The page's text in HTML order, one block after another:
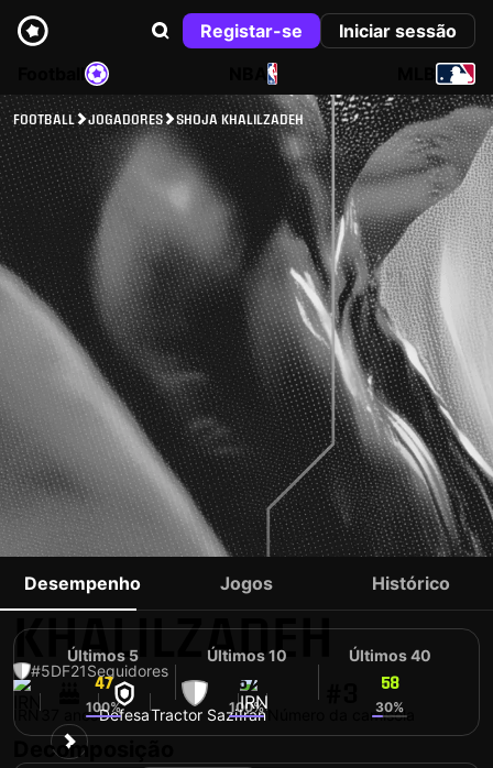
Registar-se
Iniciar sessão
NBA
FOOTBALL JOGADORES SHOJA KHALILZADEH
SHOJA
KHALILZADEH
#5DF21Seguidores
37 anosDefesaTractor SaziIran Número da camisola
Desempenho Jogos Histórico
Últimos 5
47
100%
Últimos 10
57
100%
Últimos 40
58
30%
Decomposição